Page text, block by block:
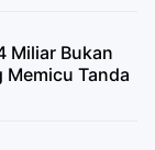
Miliar Bukan
Tanda